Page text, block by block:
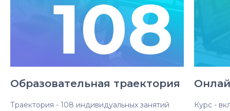
Образовательная траектория
Траектория - 108 индивидуальных занятий
Курс -